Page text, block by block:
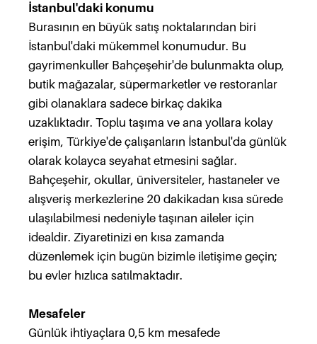
İstanbul'daki konumu
Burasının en büyük satış noktalarından biri
İstanbul'daki mükemmel konumudur. Bu
gayrimenkuller Bahçeşehir'de bulunmakta olup,
butik mağazalar, süpermarketler ve restoranlar
gibi olanaklara sadece birkaç dakika
uzaklıktadır. Toplu taşıma ve ana yollara kolay
erişim, Türkiye'de çalışanların İstanbul'da günlük
olarak kolayca seyahat etmesini sağlar.
Bahçeşehir, okullar, üniversiteler, hastaneler ve
alışveriş merkezlerine 20 dakikadan kısa sürede
ulaşılabilmesi nedeniyle taşınan aileler için
idealdir. Ziyaretinizi en kısa zamanda
düzenlemek için bugün bizimle iletişime geçin;
bu evler hızlıca satılmaktadır.
Mesafeler
Günlük ihtiyaçlara 0,5 km mesafede